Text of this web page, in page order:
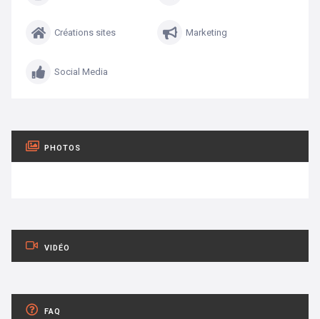
Créations sites Marketing
Social Media
PHOTOS
VIDÉO
FAQ